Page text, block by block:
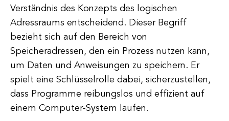
Verständnis des Konzepts des logischen
Adressraums entscheidend. Dieser Begriff
bezieht sich auf den Bereich von
Speicheradressen, den ein Prozess nutzen kann,
um Daten und Anweisungen zu speichern. Er
spielt eine Schlüsselrolle dabei, sicherzustellen,
dass Programme reibungslos und effizient auf
einem Computer-System laufen.